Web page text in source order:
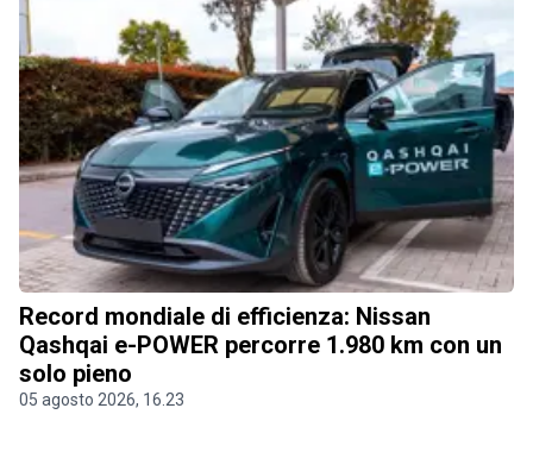
Record mondiale di efficienza: Nissan
Qashqai e-POWER percorre 1.980 km con un
solo pieno
05 agosto 2026, 16.23